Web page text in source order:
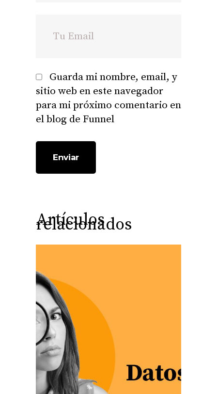
Guarda mi nombre, email, y
sitio web en este navegador
para mi próximo comentario en
el blog de Funnel